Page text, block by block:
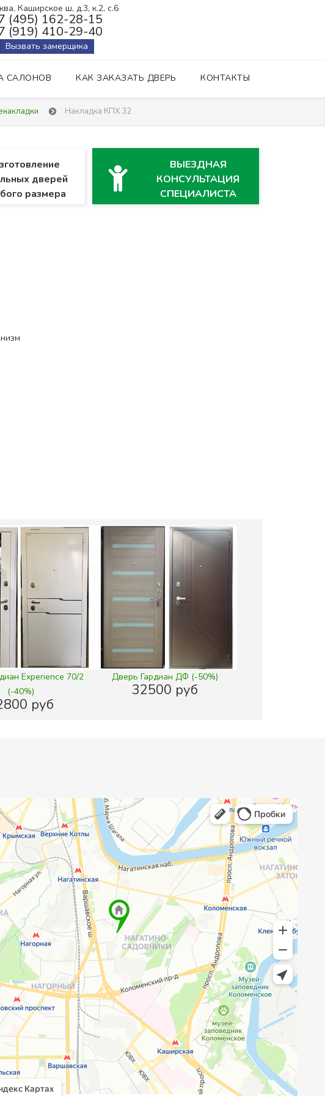
Каширское ш, д.3, к.2, с.6
(495) 162-28-15
(919) 410-29-40
Вызвать замерщика
САЛОНОВ КАК ЗАКАЗАТЬ ДВЕРЬ КОНТАКТЫ
Накладка КПХ 32
дверей
размера
ВЫЕЗДНАЯ
КОНСУЛЬТАЦИЯ
СПЕЦИАЛИСТА
Experience 70/2
(-40%)
руб
Дверь Гардиан ДФ (-50%)
32500 руб